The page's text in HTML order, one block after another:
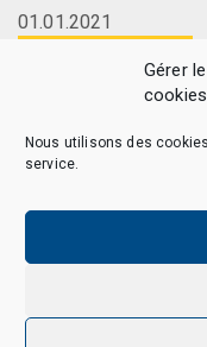
Gérer
cookies
Nous utilisons des
service.
01.01.2021
LA CARTE MEMBRE
En savoir plus
CAES MAG